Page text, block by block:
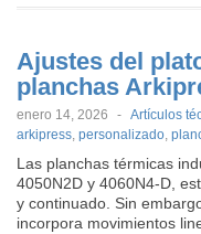
Ajustes del
planchas
enero 14, 2026 - Artículos
arkipress, personalizado,
Las planchas térmicas
4050N2D y 4060N4-D,
y continuado. Sin
incorpora movimientos